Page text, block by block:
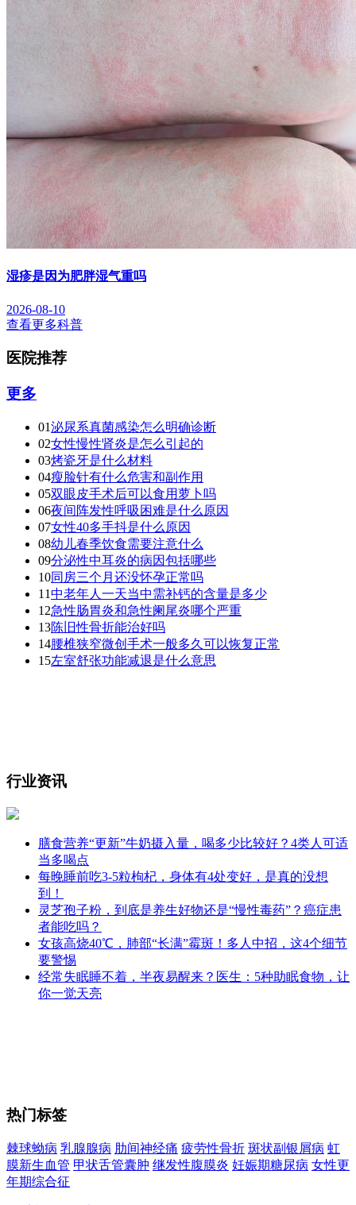
湿疹是因为肥胖湿气重吗
2026-08-10
查看更多科普
医院推荐
更多
01泌尿系真菌感染怎么明确诊断
02女性慢性肾炎是怎么引起的
03烤瓷牙是什么材料
04瘦脸针有什么危害和副作用
05双眼皮手术后可以食用萝卜吗
06夜间阵发性呼吸困难是什么原因
07女性40多手抖是什么原因
08幼儿春季饮食需要注意什么
09分泌性中耳炎的病因包括哪些
10同房三个月还没怀孕正常吗
11中老年人一天当中需补钙的含量是多少
12急性肠胃炎和急性阑尾炎哪个严重
13陈旧性骨折能治好吗
14腰椎狭窄微创手术一般多久可以恢复正常
15左室舒张功能减退是什么意思
行业资讯
膳食营养“更新”牛奶摄入量，喝多少比较好？4类人可适
当多喝点
每晚睡前吃3-5粒枸杞，身体有4处变好，是真的没想
到！
灵芝孢子粉，到底是养生好物还是“慢性毒药”？癌症患
者能吃吗？
女孩高烧40℃，肺部“长满”霉斑！多人中招，这4个细节
要警惕
经常失眠睡不着，半夜易醒来？医生：5种助眠食物，让
你一觉天亮
热门标签
棘球蚴病 乳腺腺病 肋间神经痛 疲劳性骨折 斑状副银屑病 虹
膜新生血管 甲状舌管囊肿 继发性腹膜炎 妊娠期糖尿病 女性更
年期综合征